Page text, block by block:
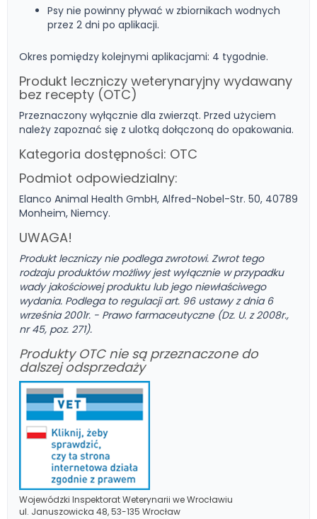
Psy nie powinny pływać w zbiornikach wodnych
przez 2 dni po aplikacji.
Okres pomiędzy kolejnymi aplikacjami: 4 tygodnie.
Produkt leczniczy weterynaryjny wydawany
bez recepty (OTC)
Przeznaczony wyłącznie dla zwierząt. Przed użyciem
należy zapoznać się z ulotką dołączoną do opakowania.
Kategoria dostępności: OTC
Podmiot odpowiedzialny:
Elanco Animal Health GmbH, Alfred-Nobel-Str. 50, 40789
Monheim, Niemcy.
UWAGA!
Produkt leczniczy nie podlega zwrotowi. Zwrot tego
rodzaju produktów możliwy jest wyłącznie w przypadku
wady jakościowej produktu lub jego niewłaściwego
wydania. Podlega to regulacji art. 96 ustawy z dnia 6
września 2001r. - Prawo farmaceutyczne (Dz. U. z 2008r.,
nr 45, poz. 271).
Produkty OTC nie są przeznaczone do
dalszej odsprzedaży
Wojewódzki Inspektorat Weterynarii we Wrocławiu
ul. Januszowicka 48, 53-135 Wrocław